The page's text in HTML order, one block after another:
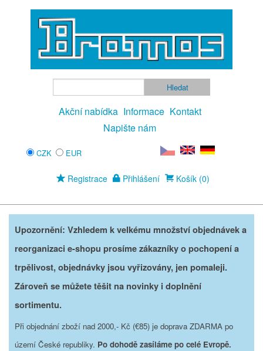
Akční nabídka Informace Kontakt
Napište nám
CZK EUR
Registrace Přihlášení Košík (0)
Upozornění: Vzhledem k velkému množství objednávek a
reorganizaci e-shopu prosíme zákazníky o pochopení a
trpělivost, objednávky jsou vyřizovány, jen pomaleji.
Zároveň se můžete těšit na novinky i doplnění
sortimentu.
Při objednání zboží nad 2000,- Kč (€85) je doprava ZDARMA po
území České republiky. Po dohodě zasíláme po celé Evropě.